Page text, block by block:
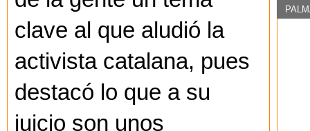
clave al que aludió la
activista catalana, pues
destacó lo que a su
juicio son unos